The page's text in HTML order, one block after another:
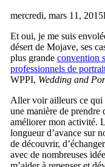
mercredi, mars 11, 2015
Et oui, je me suis
désert de Mojave, ses
plus grande convention
professionnels de
WPPI, Wedding and
Aller voir ailleurs ce qui
une manière de
améliorer mon activité.
longueur d’avance sur
de découvrir,
avec de nombreuses